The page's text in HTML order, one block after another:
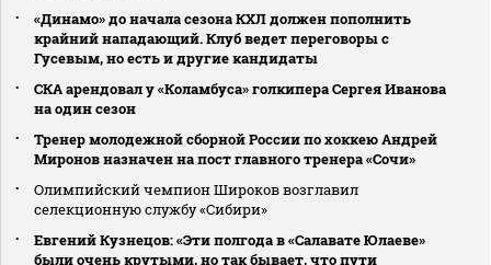
«Динамо» до начала сезона КХЛ должен пополнить
крайний нападающий. Клуб ведет переговоры с
Гусевым, но есть и другие кандидаты
СКА арендовал у «Коламбуса» голкипера Сергея Иванова
на один сезон
Тренер молодежной сборной России по хоккею Андрей
Миронов назначен на пост главного тренера «Сочи»
Олимпийский чемпион Широков возглавил
селекционную службу «Сибири»
Евгений Кузнецов: «Эти полгода в «Салавате Юлаеве»
были очень крутыми, но так бывает, что пути